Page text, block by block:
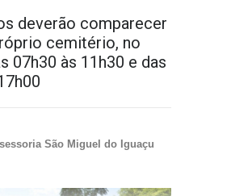
deverão comparecer
cemitério, no
07h30 às 11h30 e das
São Miguel do Iguaçu